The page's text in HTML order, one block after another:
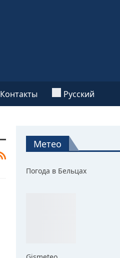
Контакты Русский
Метео
Погода в Бельцах